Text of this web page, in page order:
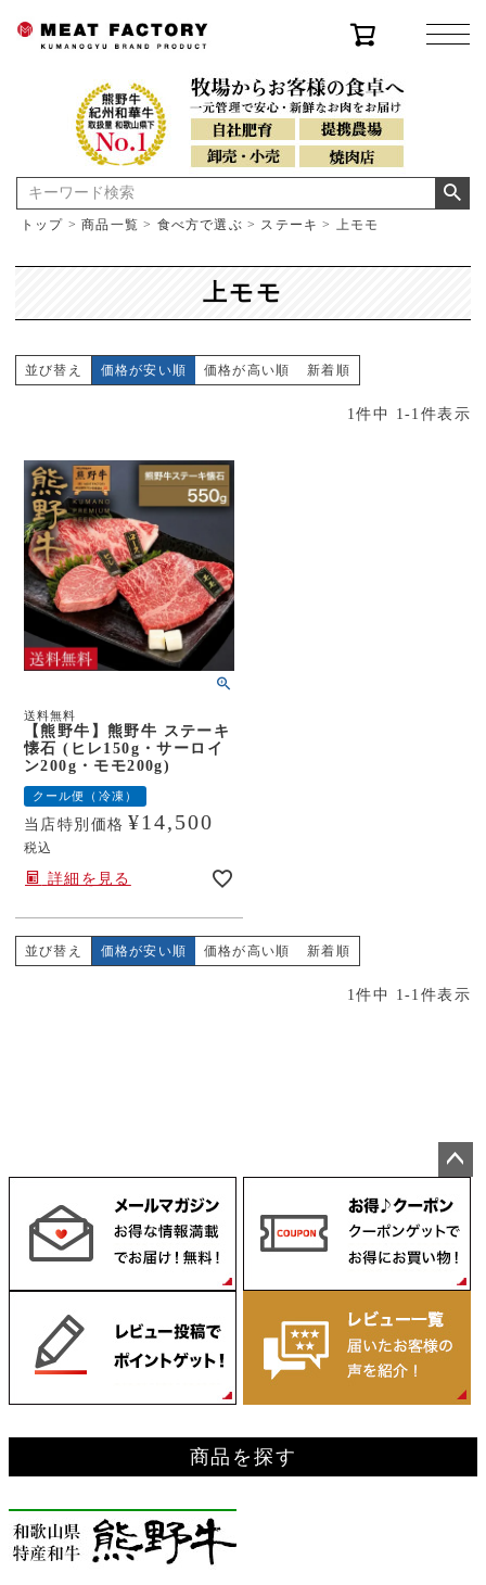
トップ 商品一覧 食べ方で選ぶ ステーキ 上モモ
上モモ
並び替え 価格が安い順 価格が高い順 新着順
1件中 1 -1 件表示
送料無料
【熊野牛】熊野牛 ステーキ
懐石 (ヒレ150g・サーロイ
ン200g・モモ200g)
クール便（冷凍）
当店特別価格 ¥14,500
税込
詳細を見る
並び替え 価格が安い順 価格が高い順 新着順
1件中 1 -1 件表示
ジト
ップ
へ
商品を探す